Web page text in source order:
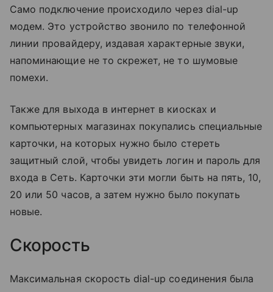
Само подключение происходило через dial-up
модем. Это устройство звонило по телефонной
линии провайдеру, издавая характерные звуки,
напоминающие не то скрежет, не то шумовые
помехи.
Также для выхода в интернет в киосках и
компьютерных магазинах покупались специальные
карточки, на которых нужно было стереть
защитный слой, чтобы увидеть логин и пароль для
входа в Сеть. Карточки эти могли быть на пять, 10,
20 или 50 часов, а затем нужно было покупать
новые.
Скорость
Максимальная скорость dial-up соединения была